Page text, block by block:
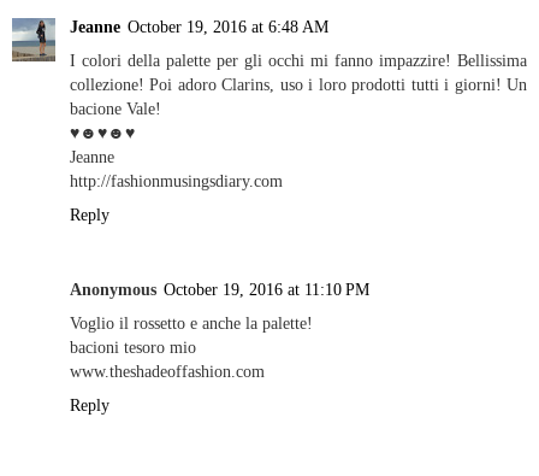
Jeanne October 19, 2016 at 6:48 AM
I colori della palette per gli occhi mi fanno impazzire! Bellissima
collezione! Poi adoro Clarins, uso i loro prodotti tutti i giorni! Un
bacione Vale!
♥☻♥☻♥
Jeanne
http://fashionmusingsdiary.com
Reply
Anonymous October 19, 2016 at 11:10 PM
Voglio il rossetto e anche la palette!
bacioni tesoro mio
www.theshadeoffashion.com
Reply